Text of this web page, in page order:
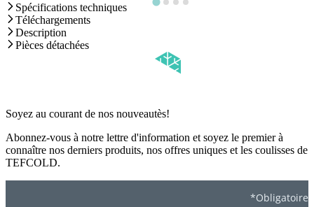
Spécifications techniques
Téléchargements
Description
Pièces détachées
Soyez au courant de nos nouveautès!
Abonnez-vous à notre lettre d'information et soyez le premier à
connaître nos derniers produits, nos offres uniques et les coulisses de
TEFCOLD.
*Obligatoire